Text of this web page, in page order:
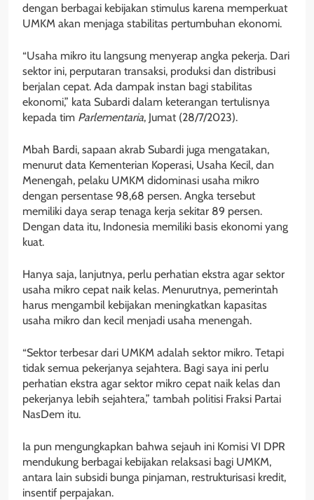
dengan berbagai kebijakan stimulus karena memperkuat
UMKM akan menjaga stabilitas pertumbuhan ekonomi.
“Usaha mikro itu langsung menyerap angka pekerja. Dari
sektor ini, perputaran transaksi, produksi dan distribusi
berjalan cepat. Ada dampak instan bagi stabilitas
ekonomi,” kata Subardi dalam keterangan tertulisnya
kepada tim Parlementaria, Jumat (28/7/2023).
Mbah Bardi, sapaan akrab Subardi juga mengatakan,
menurut data Kementerian Koperasi, Usaha Kecil, dan
Menengah, pelaku UMKM didominasi usaha mikro
dengan persentase 98,68 persen. Angka tersebut
memiliki daya serap tenaga kerja sekitar 89 persen.
Dengan data itu, Indonesia memiliki basis ekonomi yang
kuat.
Hanya saja, lanjutnya, perlu perhatian ekstra agar sektor
usaha mikro cepat naik kelas. Menurutnya, pemerintah
harus mengambil kebijakan meningkatkan kapasitas
usaha mikro dan kecil menjadi usaha menengah.
“Sektor terbesar dari UMKM adalah sektor mikro. Tetapi
tidak semua pekerjanya sejahtera. Bagi saya ini perlu
perhatian ekstra agar sektor mikro cepat naik kelas dan
pekerjanya lebih sejahtera,” tambah politisi Fraksi Partai
NasDem itu.
Ia pun mengungkapkan bahwa sejauh ini Komisi VI DPR
mendukung berbagai kebijakan relaksasi bagi UMKM,
antara lain subsidi bunga pinjaman, restrukturisasi kredit,
insentif perpajakan.